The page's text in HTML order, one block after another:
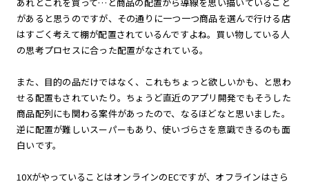
があると思うのですが、その通りに一つ一つ商品を選んで行ける店
はすごく考えて棚が配置されているんですよね。買い物している人
の思考プロセスに合った配置がなされている。
また、目的の品だけではなく、これもちょっと欲しいかも、と思わ
せる配置もされていたり。ちょうど直近のアプリ開発でもそうした
商品配列にも関わる案件があったので、なるほどなと思いました。
逆に配置が難しいスーパーもあり、使いづらさを意識できるのも面
白いです。
10XがやっていることはオンラインのECですが、オフラインはさら